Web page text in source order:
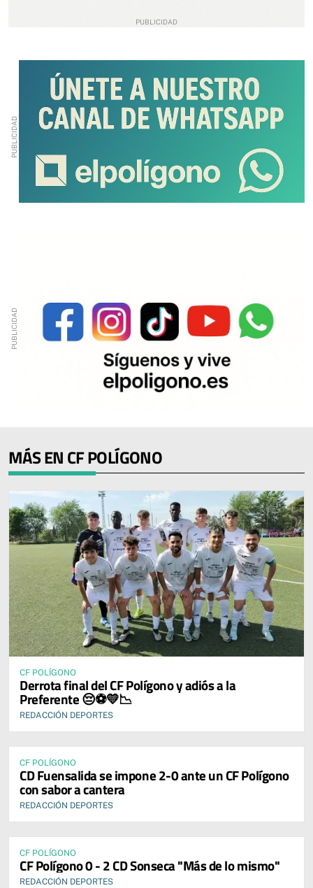
MÁS EN CF POLÍGONO
CF POLÍGONO
Derrota final del CF Polígono y adiós a la
Preferente 😔⚽💛📉
REDACCIÓN DEPORTES
CF POLÍGONO
CD Fuensalida se impone 2-0 ante un CF Polígono
con sabor a cantera
REDACCIÓN DEPORTES
CF POLÍGONO
CF Polígono 0 - 2 CD Sonseca "Más de lo mismo"
REDACCIÓN DEPORTES